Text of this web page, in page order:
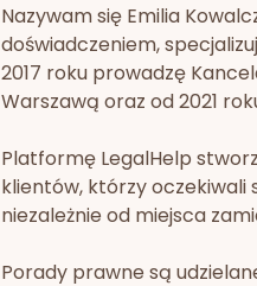
Nazywam się Emilia
doświadczeniem,
2017 roku prowadzę
Warszawą oraz od 2021
Platformę LegalHelp
klientów, którzy
niezależnie od miejsca
Porady prawne są